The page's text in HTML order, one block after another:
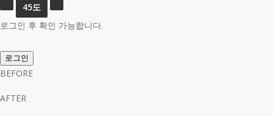
로그인 후 확인 가능합니다.
로그인
BEFORE
AFTER